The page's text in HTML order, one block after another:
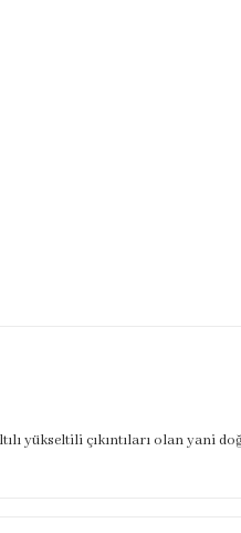
yükseltili çıkıntıları olan yani